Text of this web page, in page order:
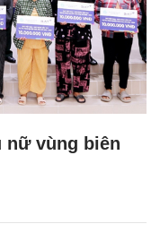
nữ vùng biên